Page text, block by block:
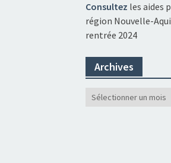
Consultez les aides
région Nouvelle-
rentrée 2024
Archives
Archives